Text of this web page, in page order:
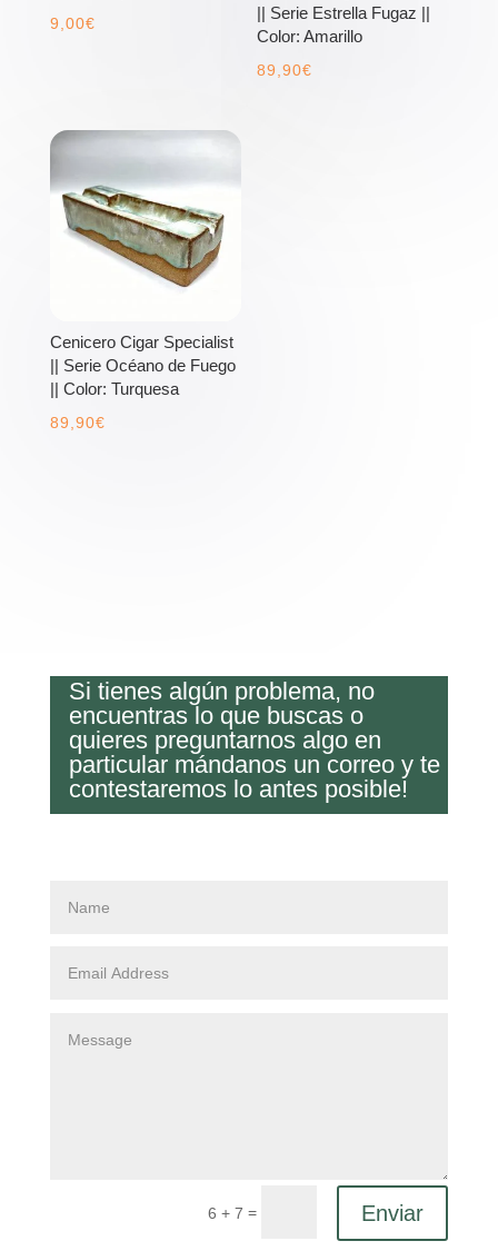
9,00€
|| Serie Estrella Fugaz ||
Color: Amarillo
89,90€
Cenicero Cigar Specialist
|| Serie Océano de Fuego
|| Color: Turquesa
89,90€
Si tienes algún problema, no
encuentras lo que buscas o
quieres preguntarnos algo en
particular mándanos un correo y te
contestaremos lo antes posible!
6 + 7 = Enviar